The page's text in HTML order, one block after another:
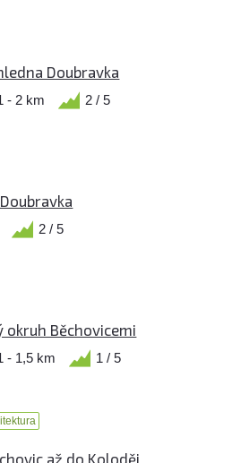
Doubravka
- 2 km 2 / 5
2 / 5
okruh Běchovicemi
- 1,5 km 1 / 5
až do Koloděj